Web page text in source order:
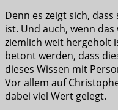
Denn es zeigt sich,
ist. Und auch, wenn
ziemlich weit hergeholt
betont werden, dass
dieses Wissen mit
Vor allem auf
dabei viel Wert gelegt.